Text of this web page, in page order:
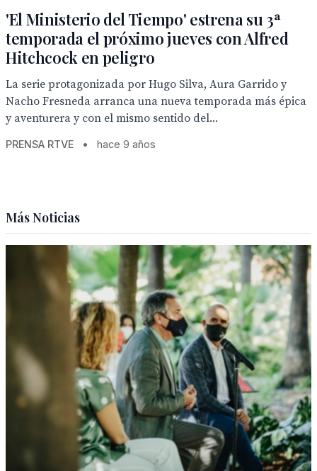
'El Ministerio del Tiempo' estrena su 3ª
temporada el próximo jueves con Alfred
Hitchcock en peligro
La serie protagonizada por Hugo Silva, Aura Garrido y
Nacho Fresneda arranca una nueva temporada más épica
y aventurera y con el mismo sentido del...
PRENSA RTVE • hace 9 años
Más Noticias